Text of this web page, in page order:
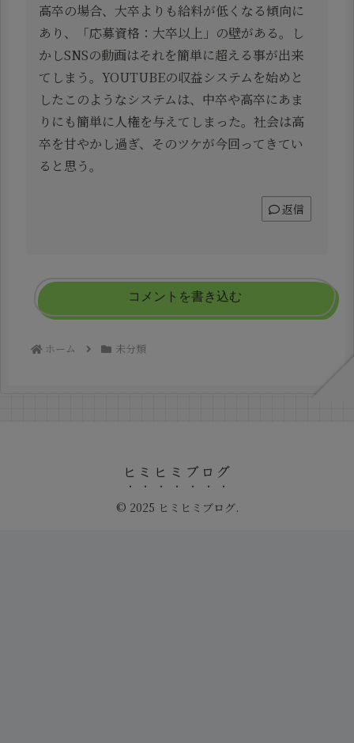
高卒の場合、大卒よりも給料が低くなる傾向に
あり、「応募資格：大卒以上」の壁がある。し
かしSNSの動画はそれを簡単に超える事が出来
てしまう。YOUTUBEの収益システムを始めと
したこのようなシステムは、中卒や高卒にあま
りにも簡単に人権を与えてしまった。社会は高
卒を甘やかし過ぎ、そのツケが今回ってきてい
ると思う。
返信
コメントを書き込む
ホーム 未分類
ヒミヒミブログ
© 2025 ヒミヒミブログ.